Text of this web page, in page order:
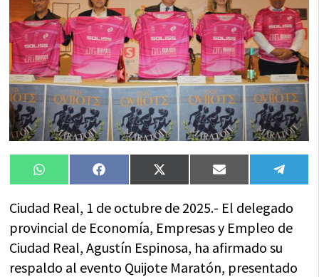
Compartir
en
WhatsAppCompartir
en
FacebookCompartir
en
X
(Twitter)
Compartir
en
Email
en
Ciudad Real, 1 de octubre de 2025.- El delegado
provincial de Economía, Empresas y Empleo de
Ciudad Real, Agustín Espinosa, ha afirmado su
respaldo al evento Quijote Maratón, presentado